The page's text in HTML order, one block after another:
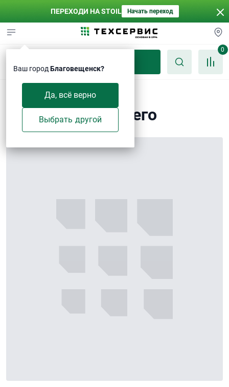
ПЕРЕХОДИ НА STOIL Начать переход
Ваш город Благовещенск?
Да, всё верно
Выбрать другой
0
Вал катка
поддерживающего